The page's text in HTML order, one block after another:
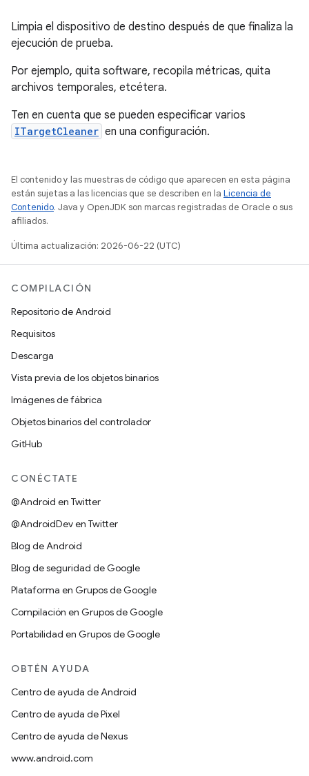
Limpia el dispositivo de destino después de que finaliza la
ejecución de prueba.
Por ejemplo, quita software, recopila métricas, quita
archivos temporales, etcétera.
Ten en cuenta que se pueden especificar varios
ITargetCleaner en una configuración.
El contenido y las muestras de código que aparecen en esta página
están sujetas a las licencias que se describen en la Licencia de
Contenido. Java y OpenJDK son marcas registradas de Oracle o sus
afiliados.
Última actualización: 2026-06-22 (UTC)
COMPILACIÓN
Repositorio de Android
Requisitos
Descarga
Vista previa de los objetos binarios
Imágenes de fábrica
Objetos binarios del controlador
GitHub
CONÉCTATE
@Android en Twitter
@AndroidDev en Twitter
Blog de Android
Blog de seguridad de Google
Plataforma en Grupos de Google
Compilación en Grupos de Google
Portabilidad en Grupos de Google
OBTÉN AYUDA
Centro de ayuda de Android
Centro de ayuda de Pixel
Centro de ayuda de Nexus
www.android.com